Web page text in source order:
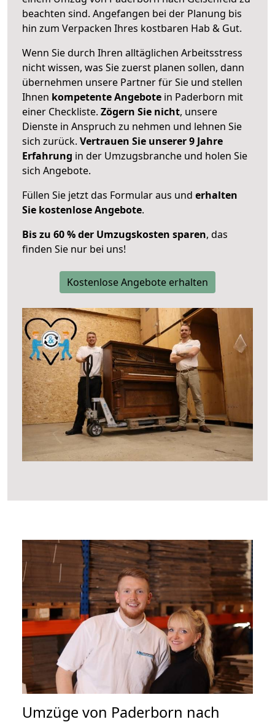
beachten sind. Angefangen bei der Planung bis
hin zum Verpacken Ihres kostbaren Hab & Gut.
Wenn Sie durch Ihren alltäglichen Arbeitsstress
nicht wissen, was Sie zuerst planen sollen, dann
übernehmen unsere Partner für Sie und stellen
Ihnen kompetente Angebote in Paderborn mit
einer Checkliste. Zögern Sie nicht, unsere
Dienste in Anspruch zu nehmen und lehnen Sie
sich zurück. Vertrauen Sie unserer 9 Jahre
Erfahrung in der Umzugsbranche und holen Sie
sich Angebote.
Füllen Sie jetzt das Formular aus und erhalten
Sie kostenlose Angebote.
Bis zu 60 % der Umzugskosten sparen, das
finden Sie nur bei uns!
Kostenlose Angebote erhalten
Umzüge von Paderborn nach